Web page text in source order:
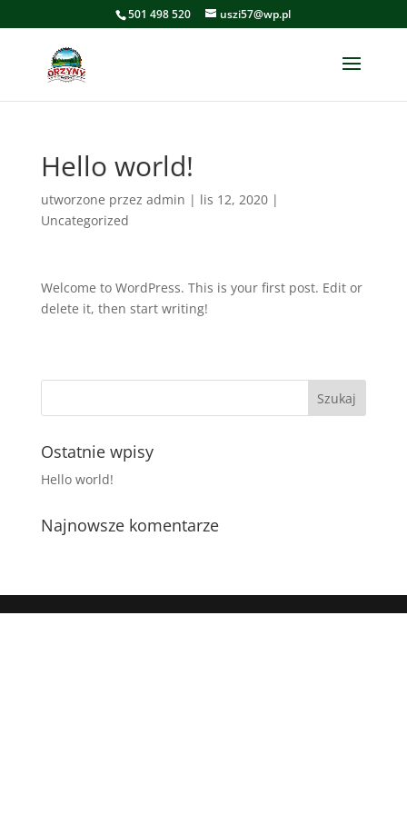
501 498 520 uszi57@wp.pl
Hello world!
utworzone przez admin | lis 12, 2020|
Uncategorized
Welcome to WordPress. This is your first post. Edit or
delete it, then start writing!
Ostatnie wpisy
Hello world!
Najnowsze komentarze